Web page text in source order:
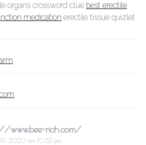
organs crossword clue best erectile
medication erectile tissue quizlet
www.bee-rich.com/
19, 2020 om 10:52 pm